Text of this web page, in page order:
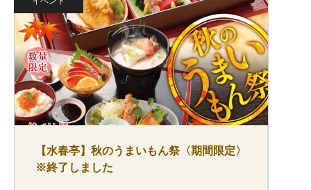
【水春亭】秋のうまいもん祭〈期間限定〉
※終了しました